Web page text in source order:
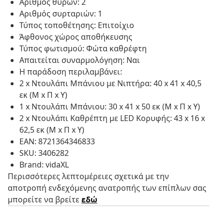
Αριθμός συρταριών: 1
Τύπος τοποθέτησης: Επιτοίχιο
Άφθονος χώρος αποθήκευσης
Τύπος φωτισμού: Φώτα καθρέφτη
Απαιτείται συναρμολόγηση: Ναι
Η παράδοση περιλαμβάνει:
2 x Ντουλάπι Μπάνιου με Νιπτήρα: 40 x 41 x 40,5
εκ (Μ x Π x Υ)
1 x Ντουλάπι Μπάνιου: 30 x 41 x 50 εκ (Μ x Π x Υ)
2 x Ντουλάπι Καθρέπτη με LED Κορυφής: 43 x 16 x
62,5 εκ (Μ x Π x Υ)
EAN: 8721364346833
SKU: 3406282
Brand: vidaXL
Περισσότερες λεπτομέρειες σχετικά με την
αποτροπή ενδεχόμενης ανατροπής των επίπλων σας
μπορείτε να βρείτεεδώ